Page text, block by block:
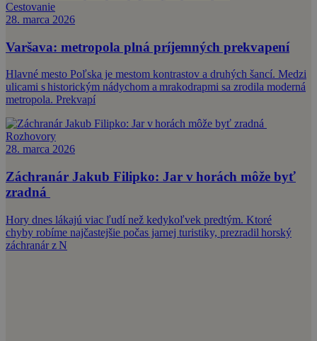
Cestovanie
28. marca 2026
Varšava: metropola plná príjemných prekvapení
Hlavné mesto Poľska je mestom kontrastov a druhých šancí. Medzi
ulicami s historickým nádychom a mrakodrapmi sa zrodila moderná
metropola. Prekvapí
Rozhovory
28. marca 2026
Záchranár Jakub Filipko: Jar v horách môže byť
zradná
Hory dnes lákajú viac ľudí než kedykoľvek predtým. Ktoré
chyby robíme najčastejšie počas jarnej turistiky, prezradil horský
záchranár z N